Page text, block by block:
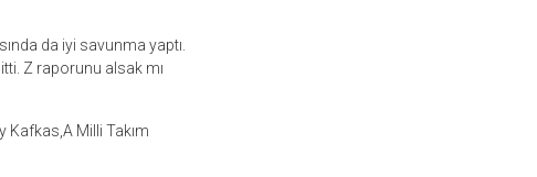
da iyi savunma yaptı.
Z raporunu alsak mı
Kafkas,A Milli Takım